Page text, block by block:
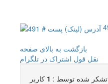
بازگشت به بالای صفحه
نقل قول اشتراک در تلگرام
تشکر شده توسط : 1 کاربر